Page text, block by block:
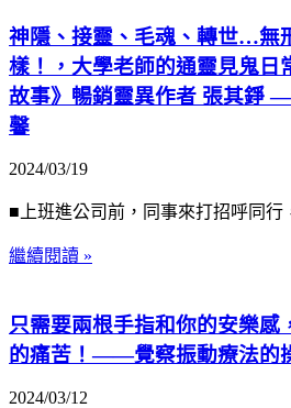
神隱、接靈、毛魂、轉世…無
樣！，大學老師的通靈見鬼日
故事》暢銷靈異作者 張其錚
馨
2024/03/19
■上班進公司前，同事來打招呼同行
繼續閱讀 »
只需要兩根手指和你的安樂感
的痛苦！——覺察振動療法的
2024/03/12